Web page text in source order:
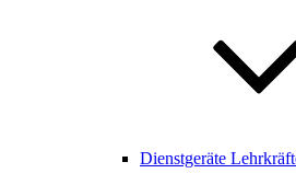
Dienstgeräte